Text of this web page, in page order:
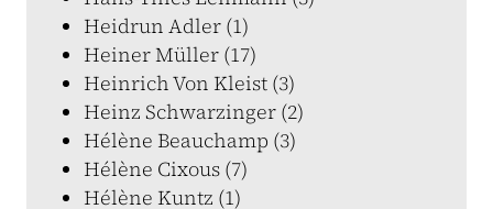
Heidrun Adler (1)
Heiner Müller (17)
Heinrich Von Kleist (3)
Heinz Schwarzinger (2)
Hélène Beauchamp (3)
Hélène Cixous (7)
Hélène Kuntz (1)